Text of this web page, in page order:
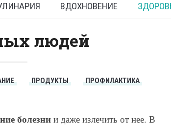
ВДОХНОВЕНИЕ
людей
ПРОДУКТЫ
ПРОФИЛАКТИКА
болезни и даже излечить от нее. В